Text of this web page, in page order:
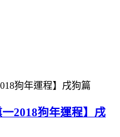
2018狗年運程】戌